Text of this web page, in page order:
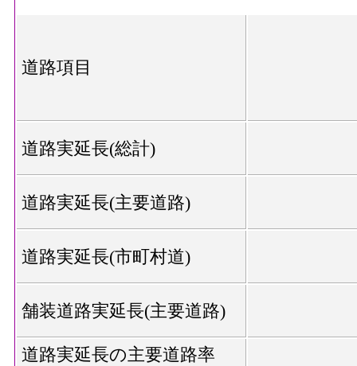
道路項目
道路実延長(総計)
道路実延長(主要道路)
道路実延長(市町村道)
舗装道路実延長(主要道路)
道路実延長の主要道路率